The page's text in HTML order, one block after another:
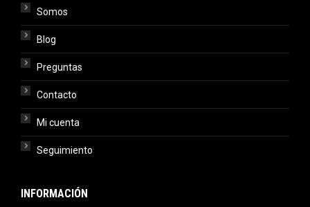
Somos
Blog
Preguntas
Contacto
Mi cuenta
Seguimiento
INFORMACIÓN